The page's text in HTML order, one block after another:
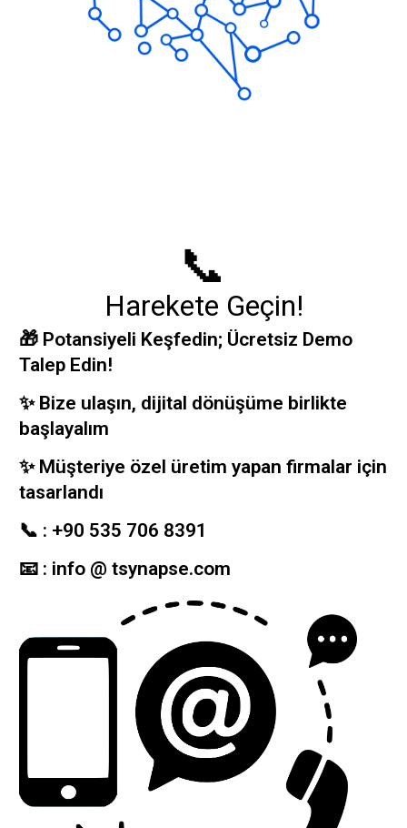
📞
Harekete Geçin!
🎁 Potansiyeli Keşfedin; Ücretsiz Demo
Talep Edin!
✨ Bize ulaşın, dijital dönüşüme birlikte
başlayalım
✨ Müşteriye özel üretim yapan firmalar için
tasarlandı
📞 : +90 535 706 8391
📧 : info @ tsynapse.com